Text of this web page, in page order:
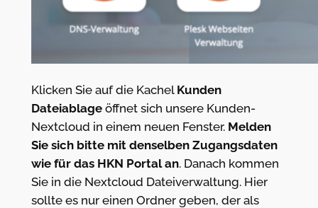
Klicken Sie auf die Kachel Kunden
Dateiablageöffnet sich unsere Kunden-
Nextcloud in einem neuen Fenster. Melden
Sie sich bitte mit denselben Zugangsdaten
wie für das HKN Portal an. Danach kommen
Sie in die Nextcloud Dateiverwaltung. Hier
sollte es nur einen Ordner geben, der als